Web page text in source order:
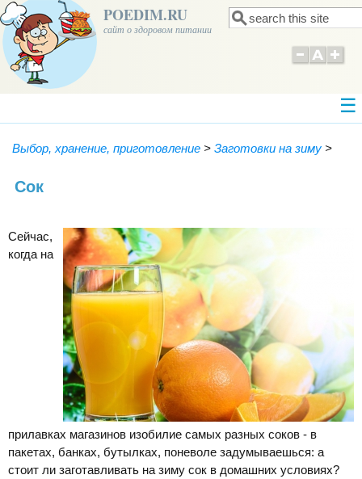
POEDIM.RU
сайт о здоровом питании Форма поиска
Поиск
Выбор, хранение, приготовление > Заготовки на зиму >
Сок
Сейчас,
когда на
прилавках магазинов изобилие самых разных соков - в
пакетах, банках, бутылках, поневоле задумываешься: а
стоит ли заготавливать на зиму сок в домашних условиях?